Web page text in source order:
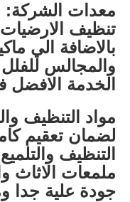
معدات الشركة:
تنظيف
بالاضافة الي
والمجالس
الخدمة الافضل
مواد التنظيف
لضمان تعقيم
التنظيف
ملمعات الاثاث
جودة علية جدا